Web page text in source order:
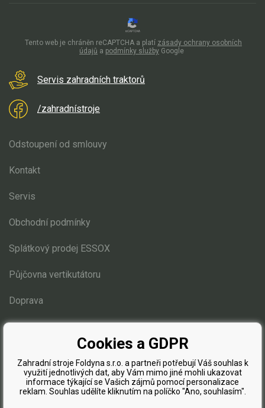
Servis zahradních traktorů
/zahradnístroje
Odstoupení od smlouvy
Kontakt
Servis
Obchodní podmínky
Splátkový prodej ESSOX
Půjčovna vertikutátoru
Doprava
Blog
Tento web je chráněn reCAPTCHA a platí zásady ochrany osobních
údajů a podmínky služby Google
Cookies a GDPR
Zahradní stroje Foldyna s.r.o. a partneři potřebují Váš souhlas k
využití jednotlivých dat, aby Vám mimo jiné mohli ukazovat
informace týkající se Vašich zájmů pomocí personalizace
reklam. Souhlas udělíte kliknutím na políčko "Ano, souhlasím".